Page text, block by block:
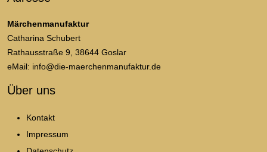
Märchenmanufaktur
Catharina Schubert
Rathausstraße 9, 38644 Goslar
eMail: info@die-maerchenmanufaktur.de
Über uns
Kontakt
Impressum